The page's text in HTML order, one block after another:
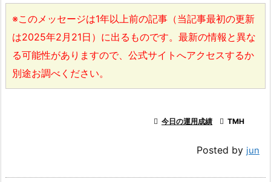
※このメッセージは1年以上前の記事（当記事最初の更新
は2025年2月21日）に出るものです。最新の情報と異な
る可能性がありますので、公式サイトへアクセスするか
別途お調べください。
 今日の運用成績  TMH
Posted by jun